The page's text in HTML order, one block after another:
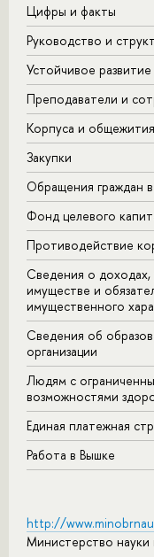
Цифры и факты
Руководство и
Устойчивое
Преподаватели и
Корпуса и общежития
Закупки
Обращения граждан
Фонд целевого
Противодействие
Сведения о доходах,
имуществе и
имущественного
Сведения об
организации
Людям с
возможностями
Единая платежная
Работа в Вышке
http://
Министерство науки